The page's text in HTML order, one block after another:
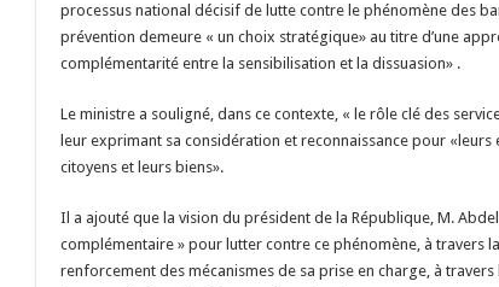
processus national décisif de lutte contre le phénomène des
prévention demeure « un choix stratégique» au titre d’une
complémentarité entre la sensibilisation et la dissuasion» .
Le ministre a souligné, dans ce contexte, « le rôle clé des
leur exprimant sa considération et reconnaissance pour
citoyens et leurs biens».
Il a ajouté que la vision du président de la République, M.
complémentaire » pour lutter contre ce phénomène, à travers
renforcement des mécanismes de sa prise en charge, à